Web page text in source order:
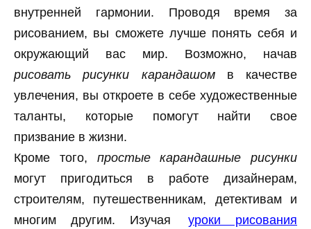
внутренней гармонии. Проводя время за
рисованием, вы сможете лучше понять себя и
окружающий вас мир. Возможно, начав
рисовать рисунки карандашомв качестве
увлечения, вы откроете в себе художественные
таланты, которые помогут найти свое
призвание в жизни.
Кроме того, простые карандашные рисунки
могут пригодиться в работе дизайнерам,
строителям, путешественникам, детективам и
многим другим. Изучая
уроки рисования